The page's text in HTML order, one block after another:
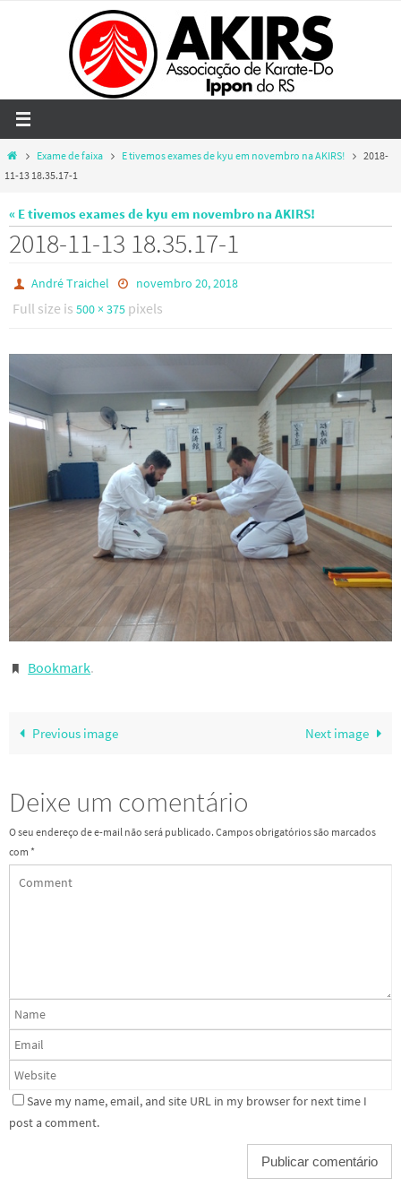
HomeExame de faixa E tivemos exames de kyu em novembro na AKIRS!
2018-
11-13 18.35.17-1
« E tivemos exames de kyu em novembro na AKIRS!
2018-11-13 18.35.17-1
André Traichel novembro 20, 2018
Full size is 500 × 375 pixels
Bookmark.
Previous image Next image
Deixe um comentário
O seu endereço de e-mail não será publicado. Campos obrigatórios são marcados
com *
Save my name, email, and site URL in my browser for next time I
post a comment.